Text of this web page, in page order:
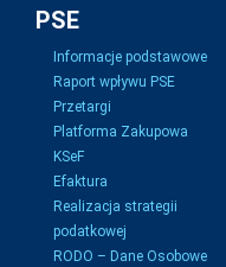
PSE
Informacje podstawowe
Raport wpływu PSE
Przetargi
Platforma Zakupowa
KSeF
Efaktura
Realizacja strategii
podatkowej
RODO – Dane Osobowe